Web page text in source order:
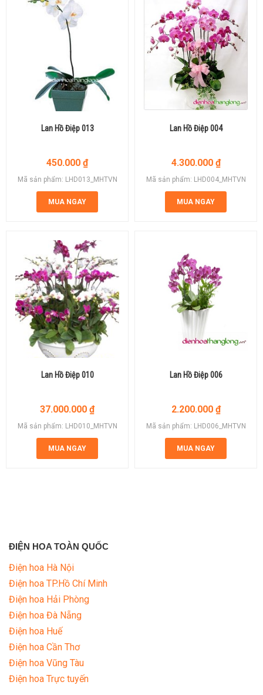
Lan Hồ Điệp 013
450.000 ₫
Mã sản phẩm: LHD013_MHTVN
MUA NGAY
Lan Hồ Điệp 004
4.300.000 ₫
Mã sản phẩm: LHD004_MHTVN
MUA NGAY
Lan Hồ Điệp 010
37.000.000 ₫
Mã sản phẩm: LHD010_MHTVN
MUA NGAY
Lan Hồ Điệp 006
2.200.000 ₫
Mã sản phẩm: LHD006_MHTVN
MUA NGAY
ĐIỆN HOA TOÀN QUỐC
Điện hoa Hà Nội
Điện hoa TP.Hồ Chí Minh
Điện hoa Hải Phòng
Điện hoa Đà Nẵng
Điện hoa Huế
Điện hoa Cần Thơ
Điện hoa Vũng Tàu
Điện hoa Trực tuyến